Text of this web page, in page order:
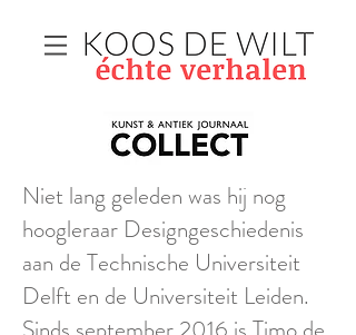
Niet lang geleden was hij nog
hoogleraar Designgeschiedenis
aan de Technische Universiteit
Delft en de Universiteit Leiden.